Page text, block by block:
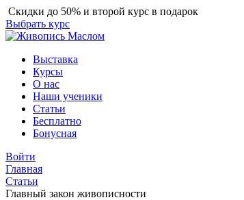
Скидки до 50% и второй курс в подарок
Выбрать курс
Выставка
Курсы
О нас
Наши ученики
Статьи
Бесплатно
Бонусная
Войти
Главная
Статьи
Главный закон живописности